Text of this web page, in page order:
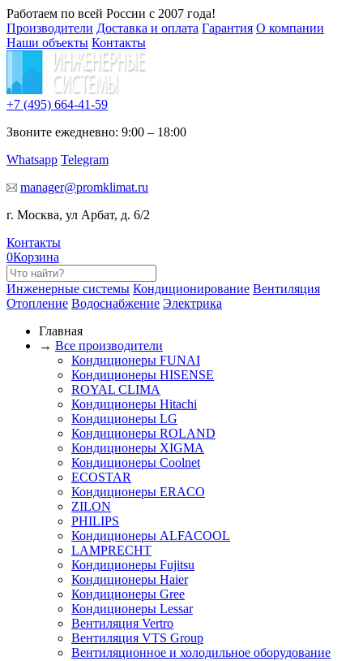
Работаем по всей России с 2007 года!
Производители Доставка и оплата Гарантия О компании
Наши объекты Контакты
+7 (495) 664-41-59
Звоните ежедневно: 9:00 – 18:00
Whatsapp Telegram
manager@promklimat.ru
г. Москва, ул Арбат, д. 6/2
Контакты
0Корзина
Инженерные системы Кондиционирование Вентиляция
Отопление Водоснабжение Электрика
Главная
→ Все производители
Кондиционеры FUNAI
Кондиционеры HISENSE
ROYAL CLIMA
Кондиционеры Hitachi
Кондиционеры LG
Кондиционеры ROLAND
Кондиционеры XIGMA
Кондиционеры Coolnet
ECOSTAR
Кондиционеры ERACO
ZILON
PHILIPS
Кондиционеры ALFACOOL
LAMPRECHT
Кондиционеры Fujitsu
Кондиционеры Haier
Кондиционеры Gree
Кондиционеры Lessar
Вентиляция Vertro
Вентиляция VTS Group
Вентиляционное и холодильное оборудование